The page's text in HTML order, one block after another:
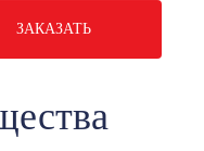
ЗАКАЗАТЬ